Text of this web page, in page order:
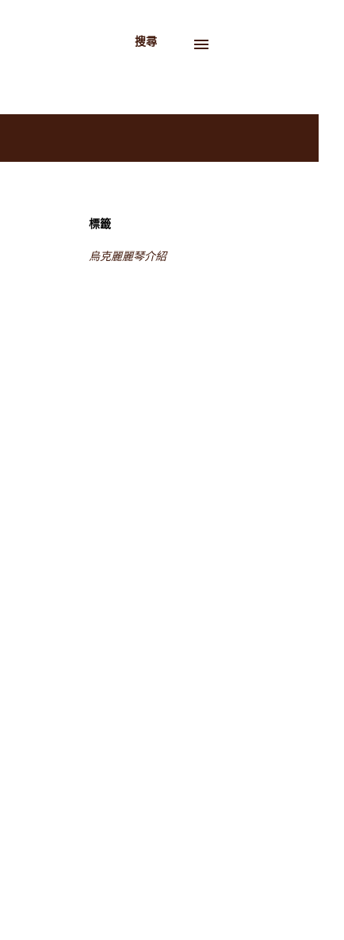
搜尋
標籤
烏克麗麗琴介紹